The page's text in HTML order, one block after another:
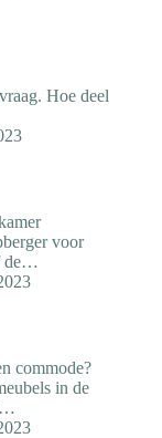
Hoe deel
voor
de…
commode?
in de